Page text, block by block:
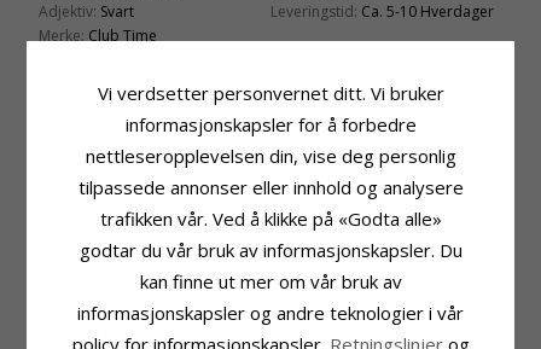
Adjektiv: Svart
Merke: Club Time
Barneklokke
Svart
Tall Og Viser:Selvlysende
Designer: Club Time
Svart
Klokkerem: Gummi
Lengde:20 cm
Plast
Bredde:29,6 mm
Leveringstid: Ca. 5-10 Hverdager
Vi verdsetter personvernet ditt. Vi bruker
informasjonskapsler for å forbedre
nettleseropplevelsen din, vise deg personlig
tilpassede annonser eller innhold og analysere
trafikken vår. Ved å klikke på «Godta alle»
godtar du vår bruk av informasjonskapsler. Du
kan finne ut mer om vår bruk av
informasjonskapsler og andre teknologier i vår
policy for informasjonskapsler. Retningslinjer og